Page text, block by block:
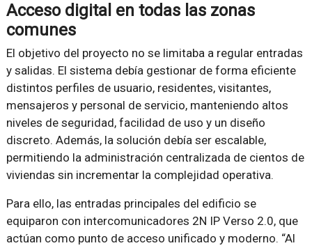
Acceso digital en todas las zonas
comunes
El objetivo del proyecto no se limitaba a regular entradas
y salidas. El sistema debía gestionar de forma eficiente
distintos perfiles de usuario, residentes, visitantes,
mensajeros y personal de servicio, manteniendo altos
niveles de seguridad, facilidad de uso y un diseño
discreto. Además, la solución debía ser escalable,
permitiendo la administración centralizada de cientos de
viviendas sin incrementar la complejidad operativa.
Para ello, las entradas principales del edificio se
equiparon con intercomunicadores 2N IP Verso 2.0, que
actúan como punto de acceso unificado y moderno. “Al